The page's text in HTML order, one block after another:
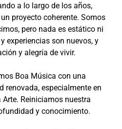
a lo largo de los años,
proyecto coherente. Somos
pero nada es estático ni
experiencias son nuevos, y
y alegría de vivir.
Boa Música con una
renovada, especialmente en
Reiniciamos nuestra
y conocimiento.